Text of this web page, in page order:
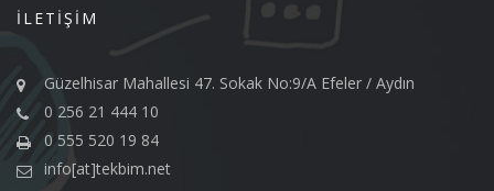
İLETIŞIM
Güzelhisar Mahallesi 47. Sokak No:9/A Efeler / Aydın
0 256 21 444 10
0 555 520 19 84
info[at]tekbim.net